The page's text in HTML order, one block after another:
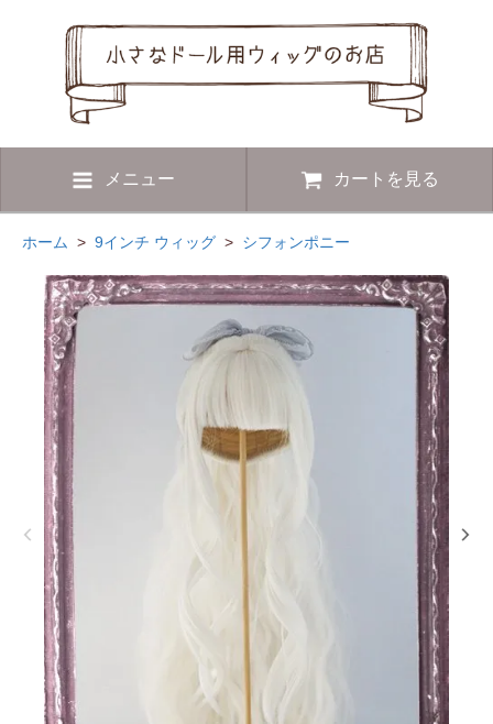
メニュー カートを見る
ホーム > 9インチ ウィッグ > シフォンポニー